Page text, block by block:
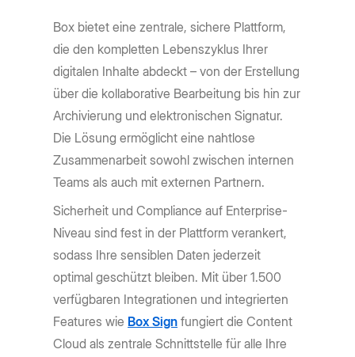
Box bietet eine zentrale, sichere Plattform,
die den kompletten Lebenszyklus Ihrer
digitalen Inhalte abdeckt – von der Erstellung
über die kollaborative Bearbeitung bis hin zur
Archivierung und elektronischen Signatur.
Die Lösung ermöglicht eine nahtlose
Zusammenarbeit sowohl zwischen internen
Teams als auch mit externen Partnern.
Sicherheit und Compliance auf Enterprise-
Niveau sind fest in der Plattform verankert,
sodass Ihre sensiblen Daten jederzeit
optimal geschützt bleiben. Mit über 1.500
verfügbaren Integrationen und integrierten
Features wie Box Sign fungiert die Content
Cloud als zentrale Schnittstelle für alle Ihre